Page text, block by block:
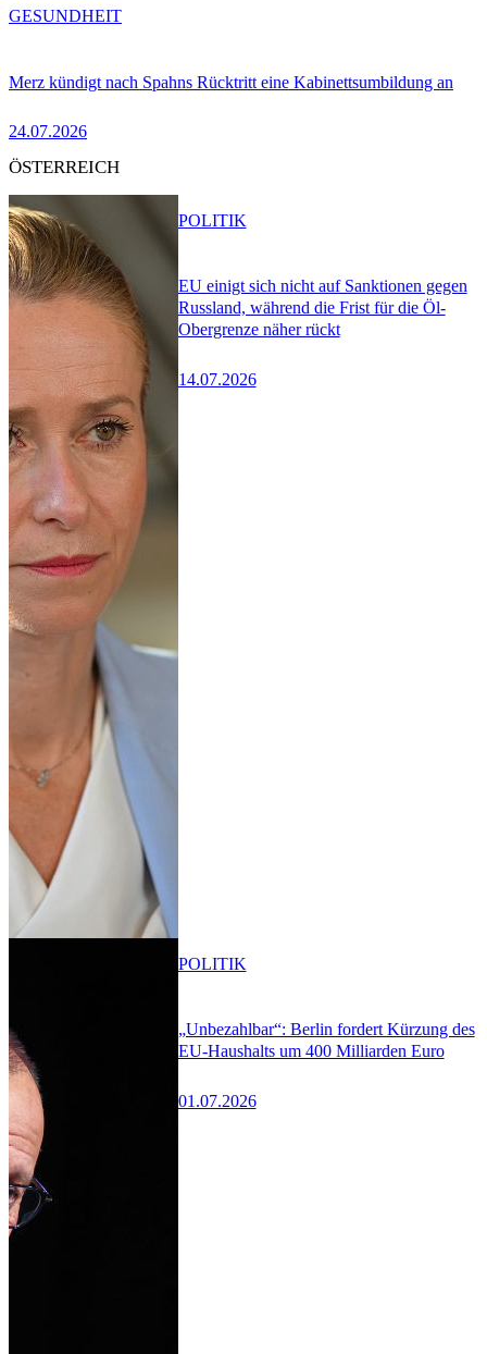
Merz kündigt nach Spahns Rücktritt eine Kabinettsumbildung an
24.07.2026
GESUNDHEIT
ÖSTERREICH
EU einigt sich nicht auf Sanktionen gegen
Russland, während die Frist für die Öl-
Obergrenze näher rückt
14.07.2026
POLITIK
„Unbezahlbar“: Berlin fordert Kürzung des
EU-Haushalts um 400 Milliarden Euro
01.07.2026
POLITIK